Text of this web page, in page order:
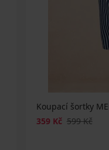
Koupací šortky
359 Kč 599 Kč